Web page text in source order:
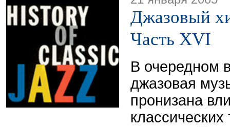
Джазовый
Часть XVI
В очередном
джазовая
пронизана